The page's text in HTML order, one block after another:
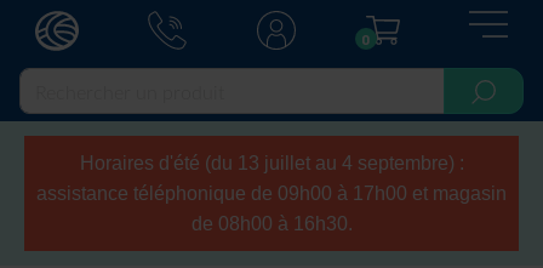
0
Horaires d'été (du 13 juillet au 4 septembre) :
assistance téléphonique de 09h00 à 17h00 et magasin
de 08h00 à 16h30.